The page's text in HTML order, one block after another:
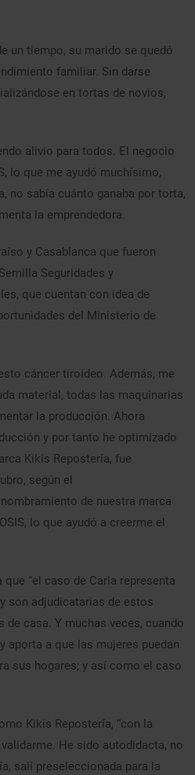
un tiempo, su marido se quedó
familiar. Sin darse
en tortas de novios,
alivio para todos. El negocio
lo que me ayudó muchísimo,
no sabía cuánto ganaba por torta,
la emprendedora.
y Casablanca que fueron
Seguridades y
que cuentan con idea de
del Ministerio de
cáncer tiroideo. Además, me
material, todas las maquinarias
la producción. Ahora
y por tanto he optimizado
Kikis Repostería, fue
según el
de nuestra marca
lo que ayudó a creerme el
“el caso de Carla representa
son adjudicatarias de estos
casa. Y muchas veces, cuando
aporta a que las mujeres puedan
sus hogares; y así como el caso
Kikis Repostería, “con la
He sido autodidacta, no
salí preseleccionada para la